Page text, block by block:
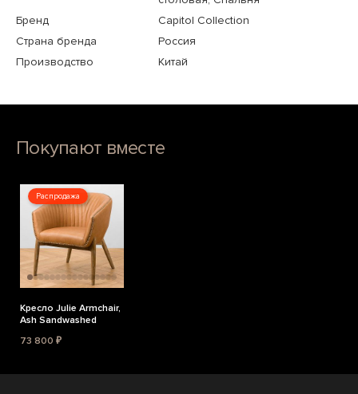
Бренд
Capitol Collection
Страна бренда
Россия
Производство
Китай
Покупают вместе
Распродажа
Кресло Julie Armchair,
Ash Sandwashed
73 800 ₽